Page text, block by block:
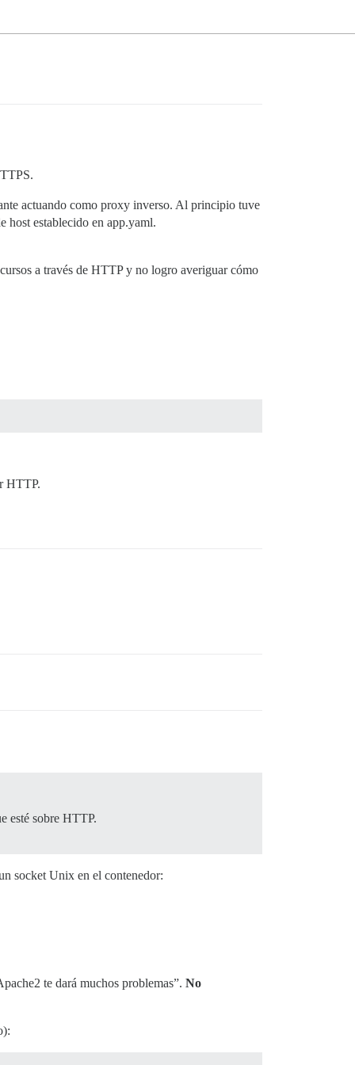
actuando como proxy inverso. Al principio tuve
host establecido en app.yaml.
a través de HTTP y no logro averiguar cómo
HTTP.
esté sobre HTTP.
socket Unix en el contenedor:
te dará muchos problemas”. No